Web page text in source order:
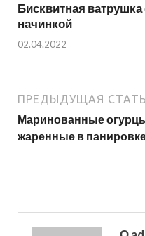
Бисквитная
начинкой
02.04.2022
ПРЕДЫДУЩАЯ
Маринованные
жаренные в